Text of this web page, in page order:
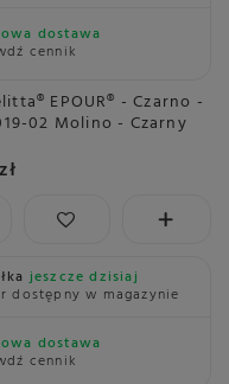
dostawa
cennik
EPOUR® - Czarno -
02 Molino - Czarny
jeszcze dzisiaj
dostępny w magazynie
dostawa
cennik